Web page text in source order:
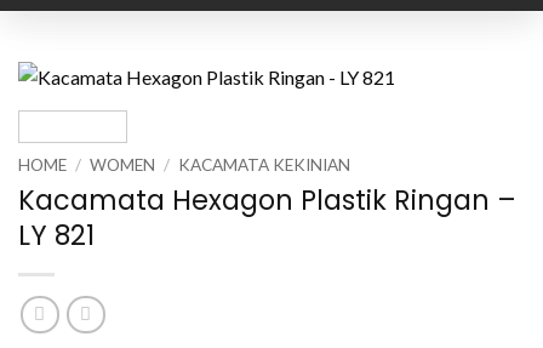
HOME / WOMEN / KACAMATA KEKINIAN
Kacamata Hexagon Plastik Ringan –
LY 821